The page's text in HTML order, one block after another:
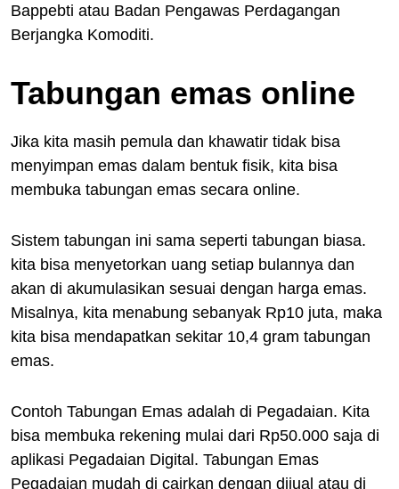
Bappebti atau Badan Pengawas Perdagangan
Berjangka Komoditi.
Tabungan emas online
Jika kita masih pemula dan khawatir tidak bisa
menyimpan emas dalam bentuk fisik, kita bisa
membuka tabungan emas secara online.
Sistem tabungan ini sama seperti tabungan biasa.
kita bisa menyetorkan uang setiap bulannya dan
akan di akumulasikan sesuai dengan harga emas.
Misalnya, kita menabung sebanyak Rp10 juta, maka
kita bisa mendapatkan sekitar 10,4 gram tabungan
emas.
Contoh Tabungan Emas adalah di Pegadaian. Kita
bisa membuka rekening mulai dari Rp50.000 saja di
aplikasi Pegadaian Digital. Tabungan Emas
Pegadaian mudah di cairkan dengan dijual atau di